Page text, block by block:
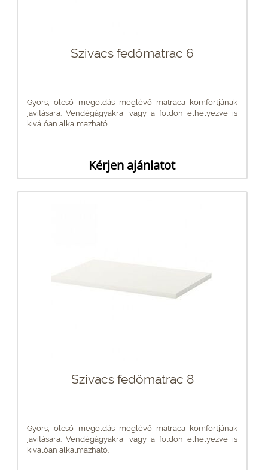
Szivacs fedőmatrac 6
Gyors, olcsó megoldás meglévő matraca komfortjának
javítására. Vendégágyakra, vagy a földön elhelyezve is
kiválóan alkalmazható.
Kérjen ajánlatot
Szivacs fedőmatrac 8
Gyors, olcsó megoldás meglévő matraca komfortjának
javítására. Vendégágyakra, vagy a földön elhelyezve is
kiválóan alkalmazható.